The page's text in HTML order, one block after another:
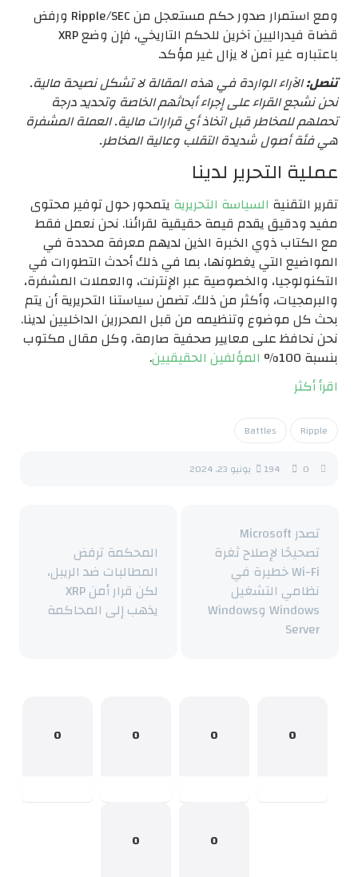
ومع استمرار صدور حكم مستعجل من Ripple/SEC ورفض
قضاة فيدراليين آخرين للحكم التاريخي، فإن وضع XRP
باعتباره غير آمن لا يزال غير مؤكد.
تنصل:الآراء الواردة في هذه المقالة لا تشكل نصيحة مالية.
نحن نشجع القراء على إجراء أبحاثهم الخاصة وتحديد درجة
تحملهم للمخاطر قبل اتخاذ أي قرارات مالية. العملة المشفرة
هي فئة أصول شديدة التقلب وعالية المخاطر.
عملية التحرير لدينا
تقرير التقنية السياسة التحريرية يتمحور حول توفير محتوى
مفيد ودقيق يقدم قيمة حقيقية لقرائنا. نحن نعمل فقط
مع الكتاب ذوي الخبرة الذين لديهم معرفة محددة في
المواضيع التي يغطونها، بما في ذلك أحدث التطورات في
التكنولوجيا، والخصوصية عبر الإنترنت، والعملات المشفرة،
والبرمجيات، وأكثر من ذلك. تضمن سياستنا التحريرية أن يتم
بحث كل موضوع وتنظيمه من قبل المحررين الداخليين لدينا.
نحن نحافظ على معايير صحفية صارمة، وكل مقال مكتوب
بنسبة 100%
المؤلفين الحقيقيين.
اقرأ أكثر
Battles Ripple
194 0 يونيو 23, 2024
المحكمة ترفض
المطالبات ضد الريبل،
لكن قرار أمن XRP
يذهب إلى المحاكمة
تصدر Microsoft
تصحيحًا لإصلاح ثغرة
Wi-Fi خطيرة في
نظامي التشغيل
Windows وWindows
Server
0
0
0
0
0
0